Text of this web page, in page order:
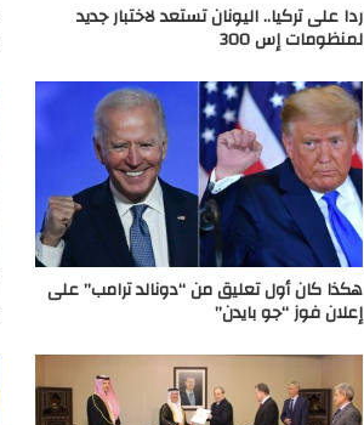
ردا على تركيا.. اليونان تستعد لاختبار جديد
لمنظومات إس 300
هكذا كان أول تعليق من “دونالد ترامب” على
إعلان فوز “جو بايدن”